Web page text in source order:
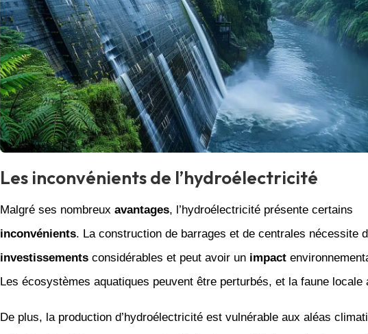
Les inconvénients de l’hydroélectricité
Malgré ses nombreux avantages, l’hydroélectricité présente certains
inconvénients. La construction de barrages et de centrales nécessite
investissementsconsidérables et peut avoir un impact
Les écosystèmes aquatiques peuvent être perturbés, et la faune
De plus, la production d’hydroélectricité est vulnérable aux aléas